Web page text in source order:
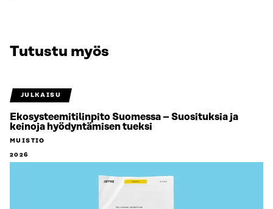
Tutustu myös
JULKAISU
Ekosysteemitilinpito Suomessa – Suosituksia ja
keinoja hyödyntämisen tueksi
MUISTIO
2026